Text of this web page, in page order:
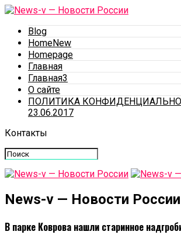
Blog
HomeNew
Homepage
Главная
Главная3
О сайте
ПОЛИТИКА
23.06.2017
Контакты
News-v — Новости России
В парке Коврова нашли старинное